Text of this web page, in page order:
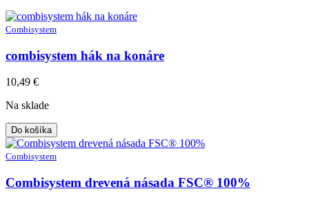
Combisystem
combisystem hák na konáre
10,49 €
Na sklade
Do košíka
Combisystem
Combisystem drevená násada FSC® 100%